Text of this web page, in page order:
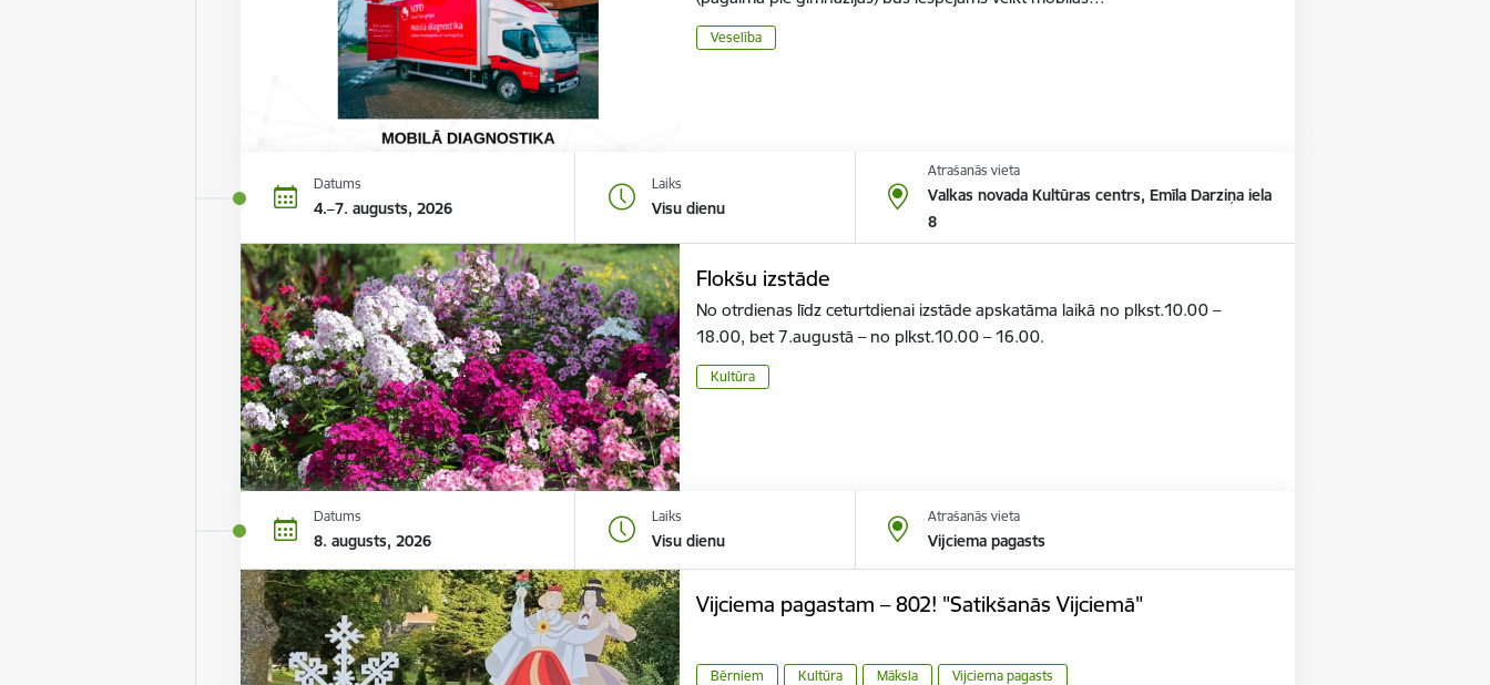
Veselība
Datums
4.–7. augusts, 2026
Laiks
Visu dienu
Atrašanās vieta
Valkas novada Kultūras centrs, Emīla Darziņa iela
8
Flokšu izstāde
No otrdienas līdz ceturtdienai izstāde apskatāma laikā no plkst.10.00 –
18.00, bet 7.augustā – no plkst.10.00 – 16.00.
Kultūra
Datums
8. augusts, 2026
Laiks
Visu dienu
Atrašanās vieta
Vijciema pagasts
Vijciema pagastam – 802! "Satikšanās Vijciemā"
Bērniem Kultūra Māksla Vijciema pagasts